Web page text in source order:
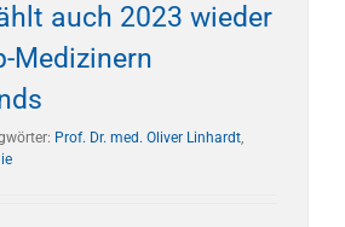
auch 2023 wieder
Medizinern
Prof. Dr. med. Oliver Linhardt,